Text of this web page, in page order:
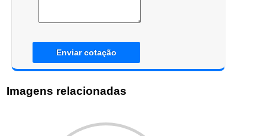
Enviar cotação
Imagens relacionadas